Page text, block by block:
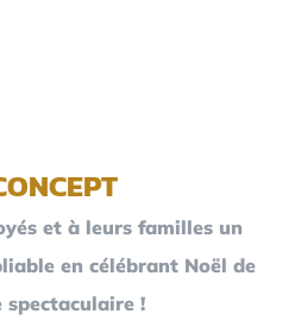
et à leurs familles un
en célébrant Noël de
spectaculaire !